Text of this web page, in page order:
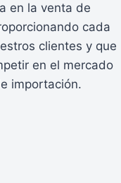
en la venta de
cada
clientes y que
en el mercado
importación.